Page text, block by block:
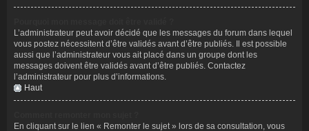
L’administrateur peut avoir décidé que les messages du forum dans lequel
vous postez nécessitent d’être validés avant d’être publiés. Il est possible
aussi que l’administrateur vous ait placé dans un groupe dont les
messages doivent être validés avant d’être publiés. Contactez
l’administrateur pour plus d’informations.
Haut
En cliquant sur le lien « Remonter le sujet » lors de sa consultation, vous